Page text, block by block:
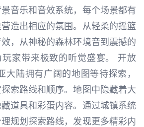
音乐和音效系统，每个场景都有
造出相应的氛围。从轻柔的摇篮
，从神秘的森林环境音到震撼的
玩家带来极致的听觉盛宴。 开放
大陆拥有广阔的地图等待探索，
索路线和顺序。地图中隐藏着大
道具和彩蛋内容。通过城镇系统
规划探索路线，发现更多精彩内